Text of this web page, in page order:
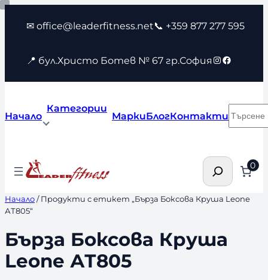
Към
съдържанието
✉ office@leaderfitness.net📞 +359 877 277 595
📍 бул.Христо Ботев № 67 гр.София Instagram
Facebook
Начало
Категории
МаркиБлогКонтакти
Търсене 0
Начало/ Продукти с етикет „Бърза Боксова Круша Leone
АТ805“
Бърза Боксова Круша
Leone АТ805